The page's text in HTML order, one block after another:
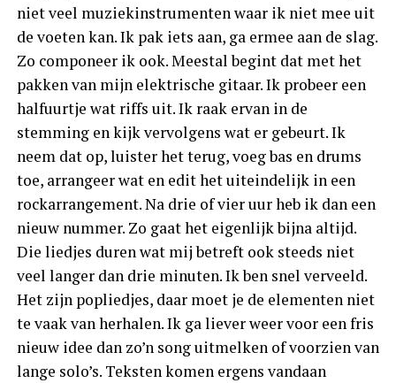
niet veel muziekinstrumenten waar ik niet mee uit
de voeten kan. Ik pak iets aan, ga ermee aan de slag.
Zo componeer ik ook. Meestal begint dat met het
pakken van mijn elektrische gitaar. Ik probeer een
halfuurtje wat riffs uit. Ik raak ervan in de
stemming en kijk vervolgens wat er gebeurt. Ik
neem dat op, luister het terug, voeg bas en drums
toe, arrangeer wat en edit het uiteindelijk in een
rockarrangement. Na drie of vier uur heb ik dan een
nieuw nummer. Zo gaat het eigenlijk bijna altijd.
Die liedjes duren wat mij betreft ook steeds niet
veel langer dan drie minuten. Ik ben snel verveeld.
Het zijn popliedjes, daar moet je de elementen niet
te vaak van herhalen. Ik ga liever weer voor een fris
nieuw idee dan zo’n song uitmelken of voorzien van
lange solo’s. Teksten komen ergens vandaan